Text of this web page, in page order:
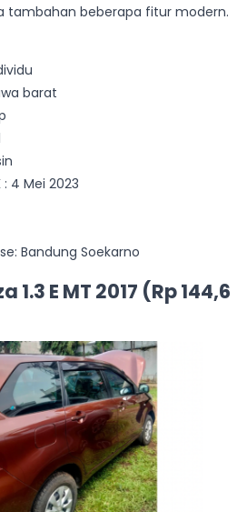
tambahan beberapa fitur modern.
barat
: 4 Mei 2023
Bandung Soekarno
E MT 2017 (Rp 144,6